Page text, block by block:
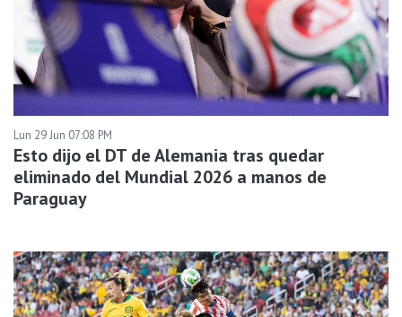
Lun 29 Jun 07:08 PM
Esto dijo el DT de Alemania tras quedar
eliminado del Mundial 2026 a manos de
Paraguay